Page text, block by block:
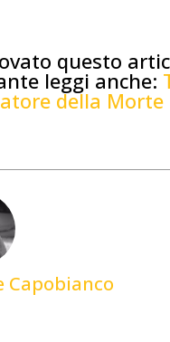
questo
leggi anche:
della Morte
Capobianco